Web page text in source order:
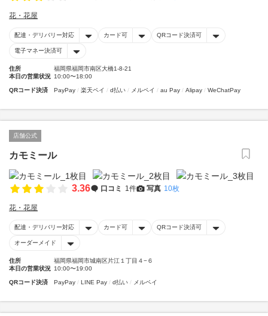
花・花屋
配達・デリバリー対応 カード可 QRコード決済可
電子マネー決済可
住所
福岡県福岡市南区大橋1-8-21
本日の営業状況 10:00〜18:00
QRコード決済 PayPay 楽天ペイ d払い メルペイ au Pay Alipay WeChatPay
店舗公式
カモミール
3.36 口コミ 1件 写真 10枚
花・花屋
配達・デリバリー対応 カード可 QRコード決済可
オーダーメイド
住所
福岡県福岡市城南区片江１丁目４−６
本日の営業状況 10:00〜19:00
QRコード決済 PayPay LINE Pay d払い メルペイ